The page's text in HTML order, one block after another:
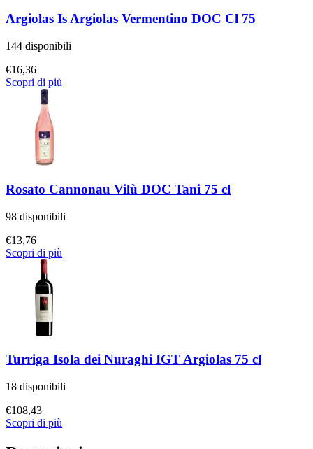
Argiolas Is Argiolas Vermentino DOC Cl 75
144 disponibili
€16,36
Scopri di più
Rosato Cannonau Vilù DOC Tani 75 cl
98 disponibili
€13,76
Scopri di più
Turriga Isola dei Nuraghi IGT Argiolas 75 cl
18 disponibili
€108,43
Scopri di più